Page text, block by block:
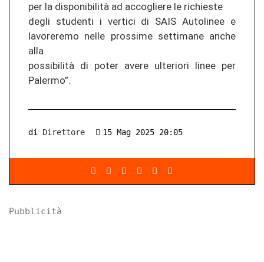
per la disponibilità ad accogliere le richieste
degli studenti i vertici di SAIS Autolinee e
lavoreremo nelle prossime settimane anche
alla
possibilità di poter avere ulteriori linee per
Palermo”.
di Direttore 15 Mag 2025 20:05
Pubblicità